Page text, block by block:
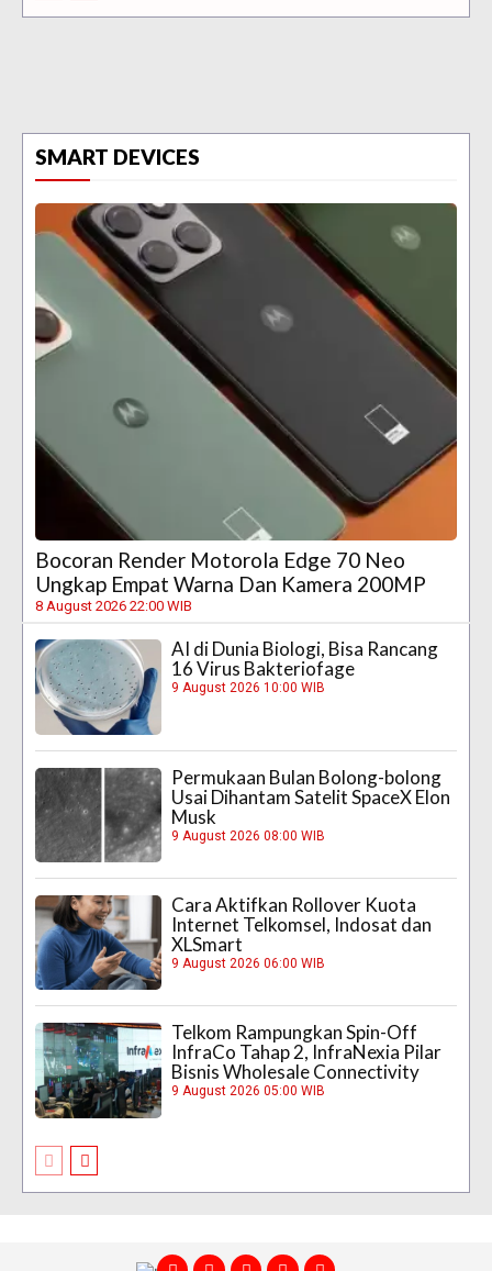
SMART DEVICES
Bocoran Render Motorola Edge 70 Neo
Ungkap Empat Warna Dan Kamera 200MP
8 August 2026 22:00 WIB
AI di Dunia Biologi, Bisa Rancang
16 Virus Bakteriofage
9 August 2026 10:00 WIB
Permukaan Bulan Bolong-bolong
Usai Dihantam Satelit SpaceX Elon
Musk
9 August 2026 08:00 WIB
Cara Aktifkan Rollover Kuota
Internet Telkomsel, Indosat dan
XLSmart
9 August 2026 06:00 WIB
Telkom Rampungkan Spin-Off
InfraCo Tahap 2, InfraNexia Pilar
Bisnis Wholesale Connectivity
9 August 2026 05:00 WIB